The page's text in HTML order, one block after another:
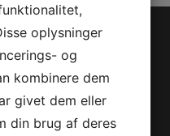
oplysninger
og
kombinere dem
givet dem eller
din brug af deres